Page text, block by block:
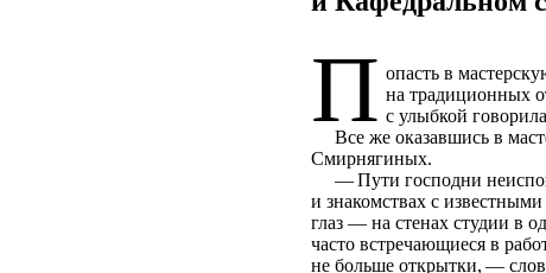
П опасть в
на традиционных
с улыбкой
Все же оказавшись в
Смирнягиных.
— Пути господни
и знакомствах с
глаз — на стенах студии в
часто встречающиеся в
не больше открытки, —